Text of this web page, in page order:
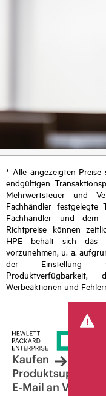
* Alle angezeigten Preise
endgültigen
Mehrwertsteuer und
Fachhändler festgelegte
Fachhändler und dem
Richtpreise können
HPE behält sich das
vorzunehmen, u. a.
der Einstellung
Werbeaktionen und
Kaufen
Produktsupport
E-Mail an Vertrieb